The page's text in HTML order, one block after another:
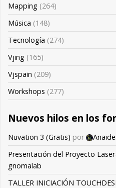
Mapping (264)
Música (148)
Tecnología (274)
Vjing (165)
Vjspain (209)
Workshops (277)
Nuevos hilos en los
Nuvation 3 (Gratis) por
Presentación del Proyecto
gnomalab
TALLER INICIACIÓN